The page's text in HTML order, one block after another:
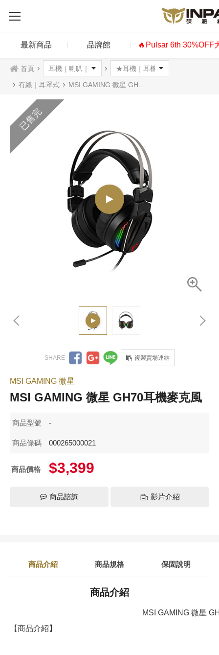
最新商品 品牌館 🔥Pulsar 6th 30%OFF
首頁
有線｜耳罩式 MSI GAMING 微星 GH70耳機麥克風
已售完
複製賣場連結
MSI GAMING 微星
MSI GAMING 微星 GH70耳機麥克風
商品型號 -
商品條碼 000265000021
商品價格 $3,399
商品諮詢 影片介紹
商品介紹 商品規格 保固說明
商品介紹
MSI GAMING 微星
【商品介紹】